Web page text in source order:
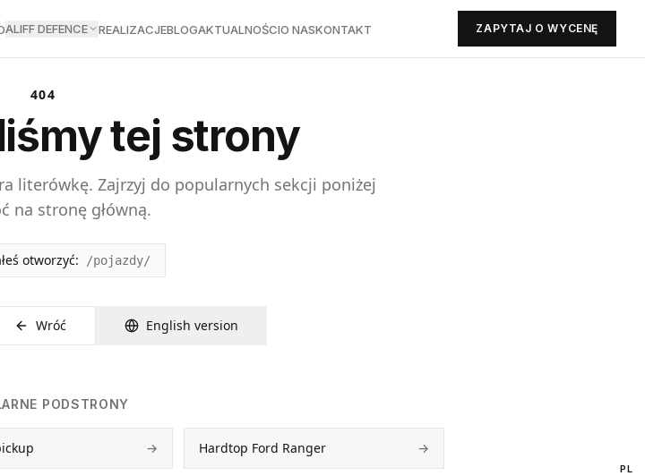
ALIFF DEFENCE REALIZACJEBLOGAKTUALNOŚCIO NASKONTAKT ZAPYTAJ O WYCENĘ
404
tej strony
literówkę. Zajrzyj do popularnych sekcji poniżej
na stronę główną.
otworzyć: /pojazdy/
Wróć English version
PODSTRONY
→ Hardtop Ford Ranger →
PL